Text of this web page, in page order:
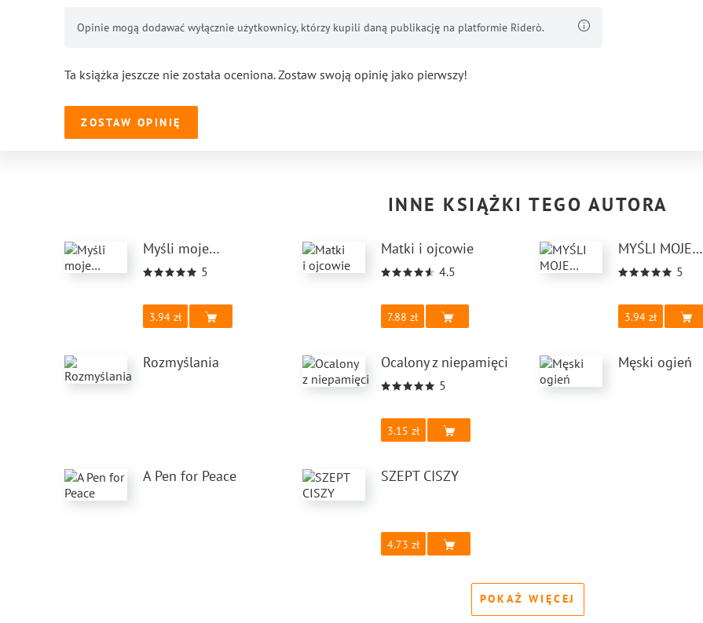
Opinie mogą dodawać wyłącznie użytkownicy, którzy kupili daną publikację na platformie Riderò.
Ta książka jeszcze nie została oceniona. Zostaw swoją opinię jako pierwszy!
ZOSTAW OPINIĘ
INNE KSIĄŻKI TEGO AUTORA
Myśli moje…
5
3.94
Matki i ojcowie
4.5
7.88
MYŚLI MOJE…
5
3.94
Rozmyślania Ocalony z niepamięci
5
3.15
Męski ogień
A Pen for Peace SZEPT CISZY
4.73
POKAŻ WIĘCEJ